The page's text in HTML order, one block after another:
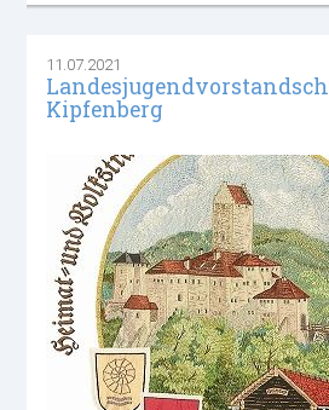
11.07.2021
Kipfenberg